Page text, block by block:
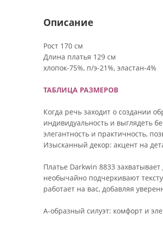
Описание
Рост 170 см
Длина платья 129 см
хлопок-75%, п/э-21%, эластан-4%
ТАБЛИЦА РАЗМЕРОВ
Когда речь заходит о создании
индивидуальность и выглядеть
элегантность и практичность,
Изысканный декор: акцент на
Платье Darkwin 8833
необычайно подчеркивают
работает на вас, добавляя
А-образный силуэт: комфорт и